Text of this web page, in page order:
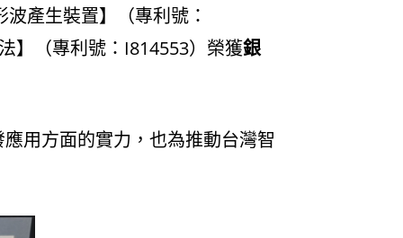
產生裝置】（專利號：
】（專利號：I814553）榮獲銀
用方面的實力，也為推動台灣智